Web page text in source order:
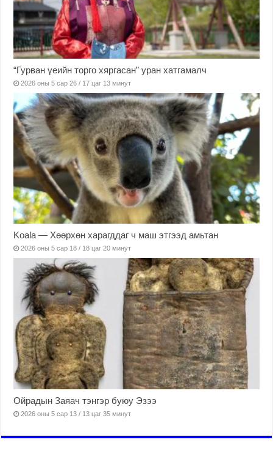
“Гурван үеийн торго хяргасан” уран хатгамалч
2026 оны 5 сар 26 / 17 цаг 13 минут
Koala — Хөөрхөн харагддаг ч маш этгээд амьтан
2026 оны 5 сар 18 / 18 цаг 20 минут
Ойрадын Заяач тэнгэр буюу Эзээ
2026 оны 5 сар 13 / 13 цаг 35 минут